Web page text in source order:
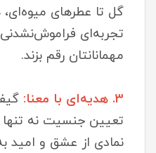
گل تا عطرهای
تجربه‌ای فراموش‌نشدنی
مهمانانتان رقم بزند.
3. هدیه‌ای با معنا:
تعیین جنسیت نه
نمادی از عشق و امید